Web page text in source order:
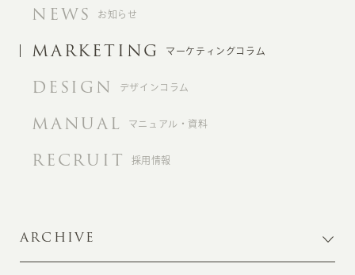
NEWS お知らせ
MARKETING マーケティングコラム
DESIGN デザインコラム
MANUAL マニュアル・資料
RECRUIT 採用情報
ARCHIVE